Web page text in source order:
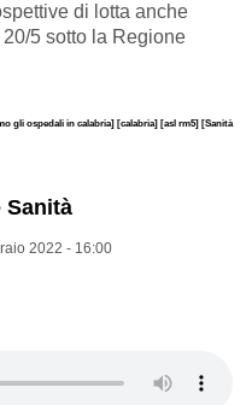
di lotta anche
5 sotto la Regione
gli ospedali in calabria][calabria] [asl rm5] [Sanità
Sanità
2022 - 16:00